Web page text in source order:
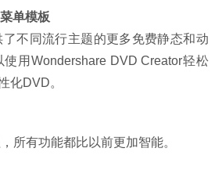
单模板
用Wondershare DVD Creator轻松
化DVD。
所有功能都比以前更加智能。